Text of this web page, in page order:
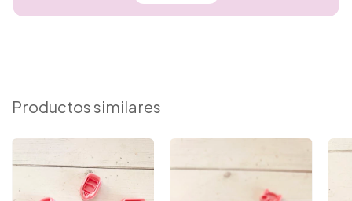
Productos similares